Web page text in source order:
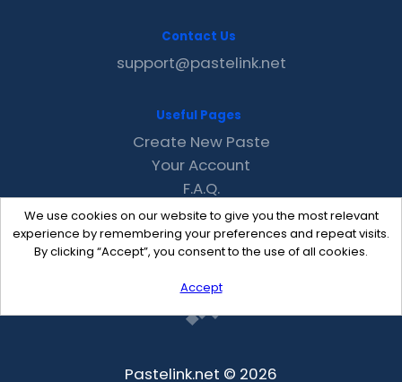
We use cookies on our website to give you the most relevant
experience by remembering your preferences and repeat visits.
By clicking “Accept”, you consent to the use of all cookies.
Accept
Contact Us
support@pastelink.net
Useful Pages
Create New Paste
Your Account
F.A.Q.
Recent
Contact
Pastelink.net © 2026